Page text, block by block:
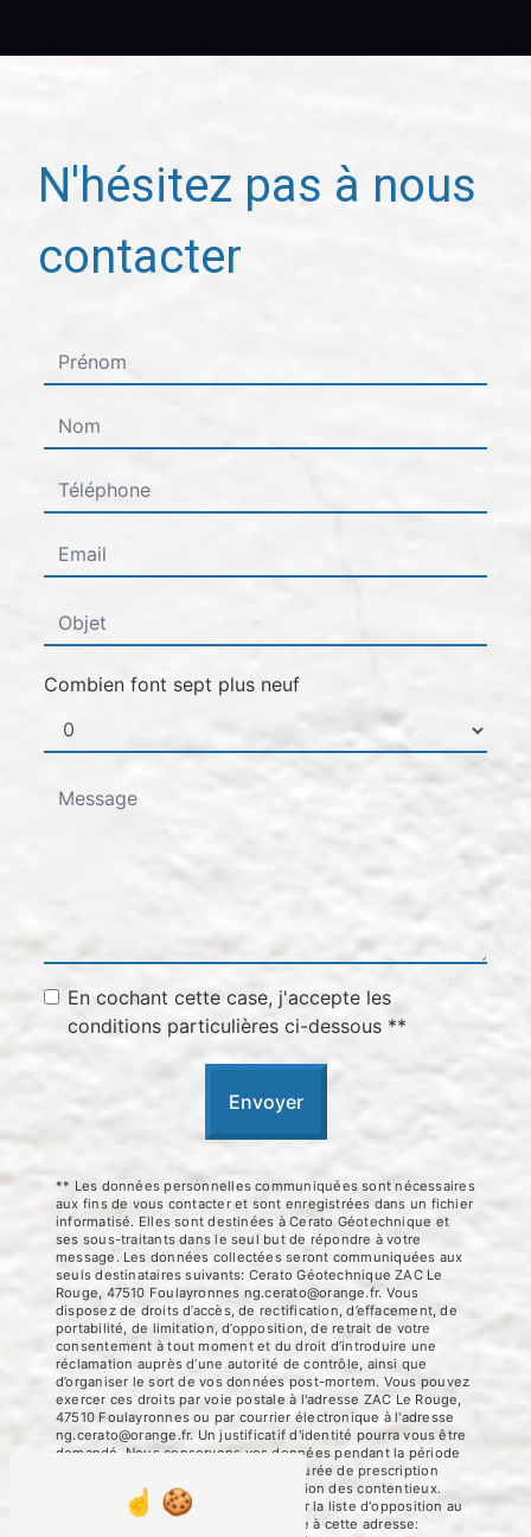
N'hésitez pas à nous
contacter
Combien font sept plus neuf
En cochant cette case, j'accepte les
conditions particulières ci-dessous **
Envoyer
** Les données personnelles communiquées sont nécessaires
aux fins de vous contacter et sont enregistrées dans un fichier
informatisé. Elles sont destinées à Cerato Géotechnique et
ses sous-traitants dans le seul but de répondre à votre
message. Les données collectées seront communiquées aux
seuls destinataires suivants: Cerato Géotechnique ZAC Le
Rouge, 47510 Foulayronnes ng.cerato@orange.fr. Vous
disposez de droits d’accès, de rectification, d’effacement, de
portabilité, de limitation, d’opposition, de retrait de votre
consentement à tout moment et du droit d’introduire une
réclamation auprès d’une autorité de contrôle, ainsi que
d’organiser le sort de vos données post-mortem. Vous pouvez
exercer ces droits par voie postale à l'adresse ZAC Le Rouge,
47510 Foulayronnes ou par courrier électronique à l'adresse
ng.cerato@orange.fr. Un justificatif d'identité pourra vous être
demandé. Nous conservons vos données pendant la période
de prise de contact puis pendant la durée de prescription
légale aux fins probatoires et de gestion des contentieux.
Vous avez le droit de vous inscrire sur la liste d'opposition au
démarchage téléphonique, disponible à cette adresse: